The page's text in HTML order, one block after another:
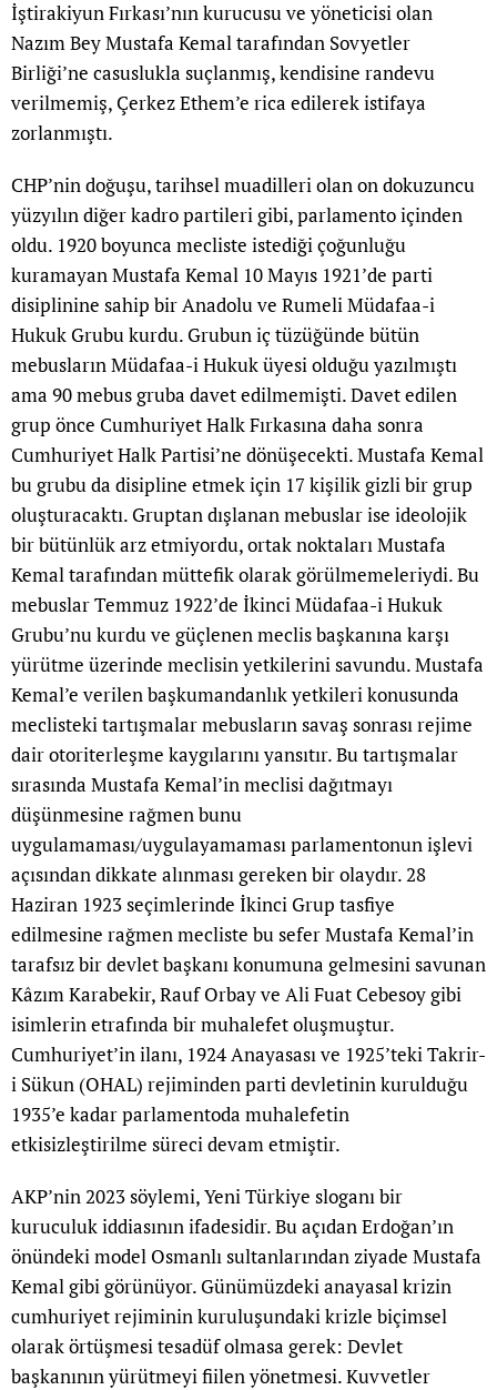
İştirakiyun Fırkası’nın kurucusu ve yöneticisi olan
Nazım Bey Mustafa Kemal tarafından Sovyetler
Birliği’ne casuslukla suçlanmış, kendisine randevu
verilmemiş, Çerkez Ethem’e rica edilerek istifaya
zorlanmıştı.
CHP’nin doğuşu, tarihsel muadilleri olan on dokuzuncu
yüzyılın diğer kadro partileri gibi, parlamento içinden
oldu. 1920 boyunca mecliste istediği çoğunluğu
kuramayan Mustafa Kemal 10 Mayıs 1921’de parti
disiplinine sahip bir Anadolu ve Rumeli Müdafaa-i
Hukuk Grubu kurdu. Grubun iç tüzüğünde bütün
mebusların Müdafaa-i Hukuk üyesi olduğu yazılmıştı
ama 90 mebus gruba davet edilmemişti. Davet edilen
grup önce Cumhuriyet Halk Fırkasına daha sonra
Cumhuriyet Halk Partisi’ne dönüşecekti. Mustafa Kemal
bu grubu da disipline etmek için 17 kişilik gizli bir grup
oluşturacaktı. Gruptan dışlanan mebuslar ise ideolojik
bir bütünlük arz etmiyordu, ortak noktaları Mustafa
Kemal tarafından müttefik olarak görülmemeleriydi. Bu
mebuslar Temmuz 1922’de İkinci Müdafaa-i Hukuk
Grubu’nu kurdu ve güçlenen meclis başkanına karşı
yürütme üzerinde meclisin yetkilerini savundu. Mustafa
Kemal’e verilen başkumandanlık yetkileri konusunda
meclisteki tartışmalar mebusların savaş sonrası rejime
dair otoriterleşme kaygılarını yansıtır. Bu tartışmalar
sırasında Mustafa Kemal’in meclisi dağıtmayı
düşünmesine rağmen bunu
uygulamaması/uygulayamaması parlamentonun işlevi
açısından dikkate alınması gereken bir olaydır. 28
Haziran 1923 seçimlerinde İkinci Grup tasfiye
edilmesine rağmen mecliste bu sefer Mustafa Kemal’in
tarafsız bir devlet başkanı konumuna gelmesini savunan
Kâzım Karabekir, Rauf Orbay ve Ali Fuat Cebesoy gibi
isimlerin etrafında bir muhalefet oluşmuştur.
Cumhuriyet’in ilanı, 1924 Anayasası ve 1925’teki Takrir-
i Sükun (OHAL) rejiminden parti devletinin kurulduğu
1935’e kadar parlamentoda muhalefetin
etkisizleştirilme süreci devam etmiştir.
AKP’nin 2023 söylemi, Yeni Türkiye sloganı bir
kuruculuk iddiasının ifadesidir. Bu açıdan Erdoğan’ın
önündeki model Osmanlı sultanlarından ziyade Mustafa
Kemal gibi görünüyor. Günümüzdeki anayasal krizin
cumhuriyet rejiminin kuruluşundaki krizle biçimsel
olarak örtüşmesi tesadüf olmasa gerek: Devlet
başkanının yürütmeyi fiilen yönetmesi. Kuvvetler